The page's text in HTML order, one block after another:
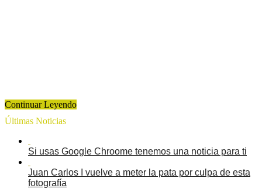
Continuar Leyendo
Últimas Noticias
Si usas Google Chroome tenemos una noticia para ti
Juan Carlos I vuelve a meter la pata por culpa de esta
fotografía